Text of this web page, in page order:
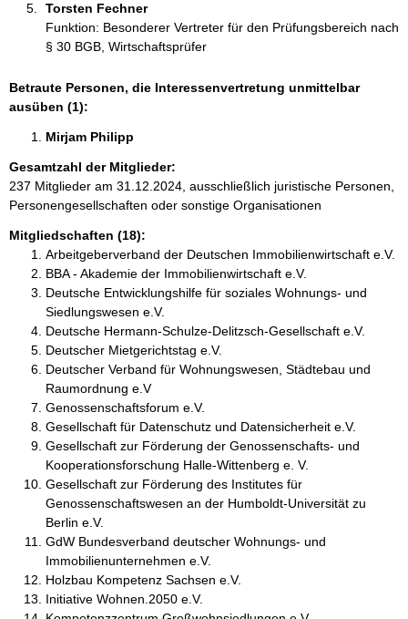
Torsten Fechner
Funktion: Besonderer Vertreter für den Prüfungsbereich nach
§ 30 BGB, Wirtschaftsprüfer
Betraute Personen, die Interessenvertretung unmittelbar
ausüben (1):
Mirjam Philipp
Gesamtzahl der Mitglieder:
237 Mitglieder am 31.12.2024, ausschließlich juristische Personen,
Personengesellschaften oder sonstige Organisationen
Mitgliedschaften (18):
Arbeitgeberverband der Deutschen Immobilienwirtschaft e.V.
BBA - Akademie der Immobilienwirtschaft e.V.
Deutsche Entwicklungshilfe für soziales Wohnungs- und
Siedlungswesen e.V.
Deutsche Hermann-Schulze-Delitzsch-Gesellschaft e.V.
Deutscher Mietgerichtstag e.V.
Deutscher Verband für Wohnungswesen, Städtebau und
Raumordnung e.V
Genossenschaftsforum e.V.
Gesellschaft für Datenschutz und Datensicherheit e.V.
Gesellschaft zur Förderung der Genossenschafts- und
Kooperationsforschung Halle-Wittenberg e. V.
Gesellschaft zur Förderung des Institutes für
Genossenschaftswesen an der Humboldt-Universität zu
Berlin e.V.
GdW Bundesverband deutscher Wohnungs- und
Immobilienunternehmen e.V.
Holzbau Kompetenz Sachsen e.V.
Initiative Wohnen.2050 e.V.